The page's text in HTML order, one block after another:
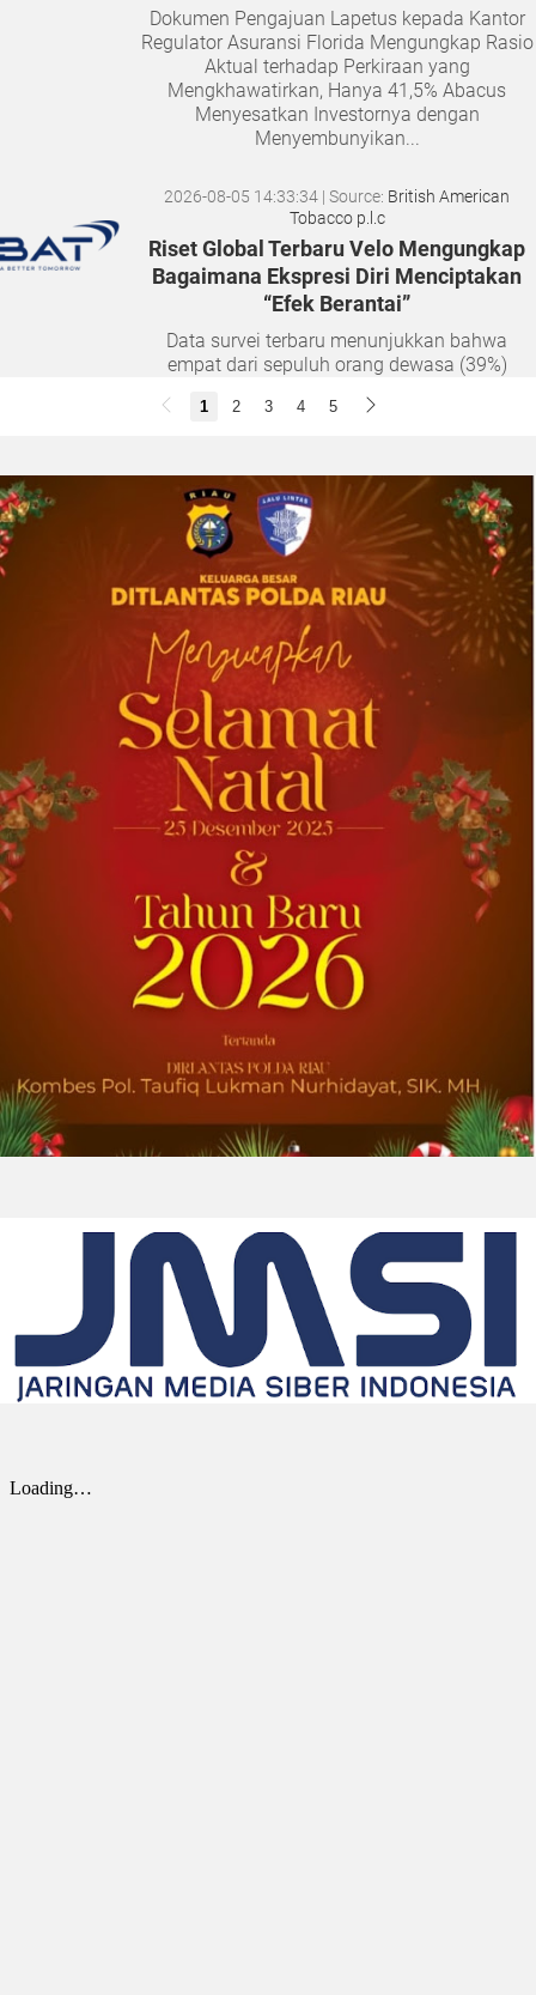
Dokumen Pengajuan Lapetus kepada Kantor
Regulator Asuransi Florida Mengungkap Rasio
Aktual terhadap Perkiraan yang
Mengkhawatirkan, Hanya 41,5% Abacus
Menyesatkan Investornya dengan
Menyembunyikan...
2026-08-05 14:33:34 | Source: British American
Tobacco p.l.c
Riset Global Terbaru Velo Mengungkap
Bagaimana Ekspresi Diri Menciptakan
“Efek Berantai”
Data survei terbaru menunjukkan bahwa
empat dari sepuluh orang dewasa (39%)
yang tulus seiring bertambahnya usia. Namun,
2026-08-04 20:17:41 Univar Solutions LLC
Univar Solutions Mengakuisisi H.M.
Royal, Memperluas Jangkauan di Pasar
Bahan Aditif untuk Karet, Plastik, dan
Perekat di Amerika Serikat
Memperkuat layanan dan rantai pasok di
pasar-pasar utama AS dengan memadukan
satu abad keahlian teknis dan hubungan
pelanggan yang dilandasi kepercayaan
DOWNERS GROVE, Illinois, Aug. 04, 2026 ...
2026-08-01 00:27:35| Source:
Univar Solutions Mengapresiasi Mitra
Awards Tahunan
DOWNERS GROVE, Illinois, Aug. 01, 2026
(GLOBE NEWSWIRE) -- Univar Solutions LLC
(“Univar Solutions” atau “Perusahaan”),
penyedia solusi global terkemuka bagi
1 2 3 4 5